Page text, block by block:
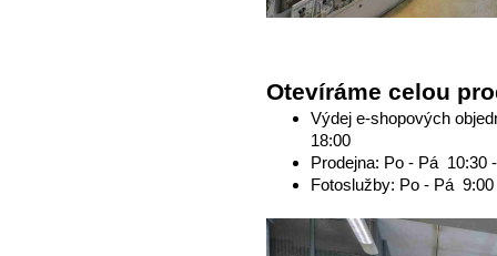
Otevíráme celou
Výdej e-shopových
18:00
Prodejna: Po - Pá 10:30
Fotoslužby: Po - Pá